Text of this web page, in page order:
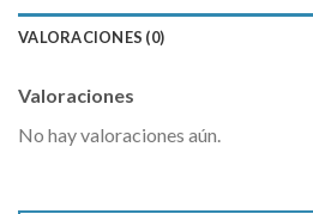
VALORACIONES (0)
Valoraciones
No hay valoraciones aún.